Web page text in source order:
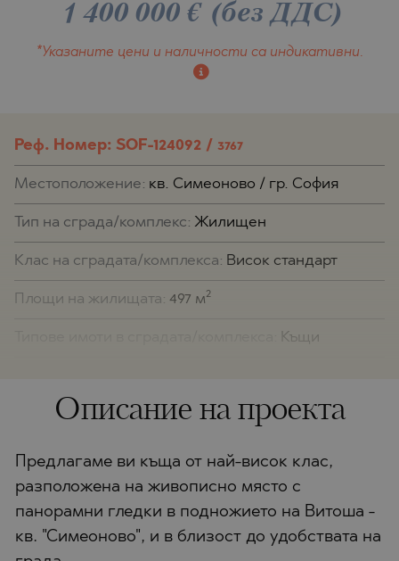
1 400 000€ (без ДДС)
*Указаните цени и наличности са индикативни.
Реф. Номер: SOF-124092 / 3767
Местоположение: кв. Симеоново / гр. София
Тип на сграда/комплекс: Жилищен
Клас на сградата/комплекса: Висок стандарт
Площи на жилищата: 497 м2
Къщи
Описание на проекта
Предлагаме ви къща от най-висок клас,
разположена на живописно място с
панорамни гледки в подножието на Витоша -
кв. "Симеоново", и в близост до удобствата на